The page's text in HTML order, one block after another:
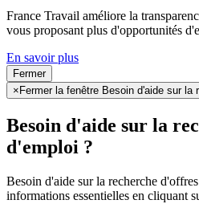
France Travail améliore la
vous proposant plus d'opportunités
En savoir plus
Fermer
× Fermer la fenêtre Besoin d'aide sur la
Besoin d'aide sur la
d'emploi ?
Besoin d'aide sur la recherche
informations essentielles en cliquant